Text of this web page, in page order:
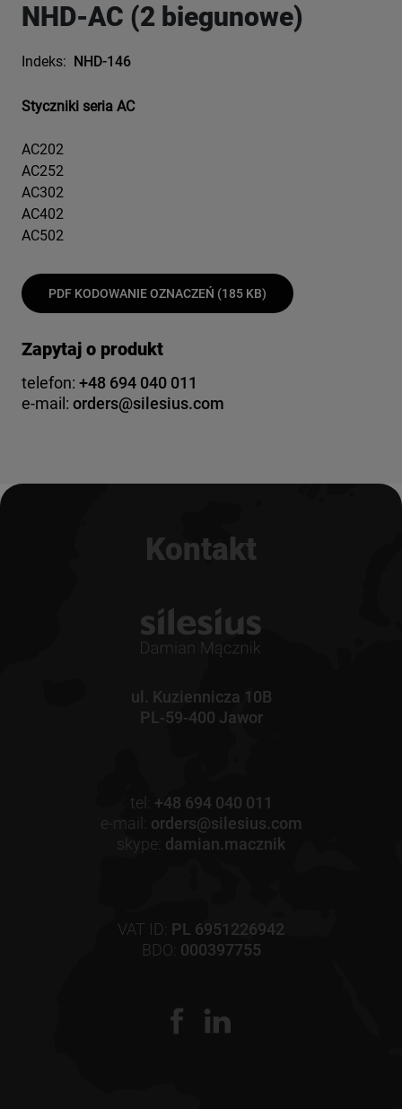
NHD-AC (2 biegunowe)
Indeks: NHD-146
Styczniki seria AC
AC202
AC252
AC302
AC402
AC502
PDF KODOWANIE OZNACZEŃ (185 KB)
Zapytaj o produkt
telefon: +48 694 040 011
e-mail: orders@silesius.com
Kontakt
ul. Kuziennicza 10B
PL-59-400 Jawor
tel: +48 694 040 011
e-mail: orders@silesius.com
skype: damian.macznik
VAT ID: PL 6951226942
BDO: 000397755